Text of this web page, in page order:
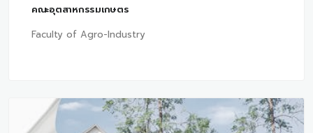
คณะอุตสาหกรรมเกษตร
Faculty of Agro-Industry